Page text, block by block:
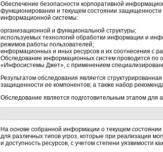
Обеспечение безопасности корпоративной
функционировании и текущем состоянии защищенности
информационной системы:
организационной и функциональной структуры;
используемых технологий обработки информации и
режимов работы пользователей;
информационных и иных ресурсов и их соотнесения с
Обследование информационных систем проводится по
«Инфосистемы Джет», с применением
Результатом обследования является
защищенности ее компонентов; а также набор
Обследование является подготовительным этапом для
На основе собранной информации о текущем
для различных типов угроз, которые при реализации
и доступность ресурсов, с учетом степени уязвимости